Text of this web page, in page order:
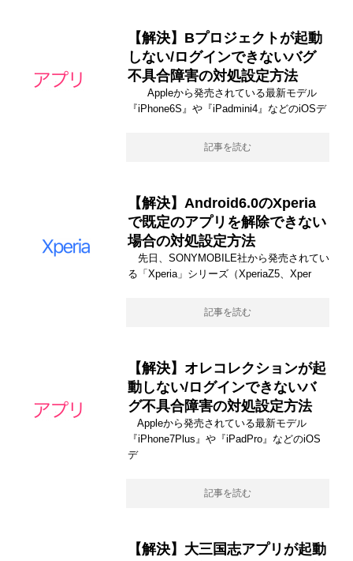
【解決】Bプロジェクトが起動
しない/ログインできないバグ
不具合障害の対処設定方法
Appleから発売されている最新モデル
『iPhone6S』や『iPadmini4』などのiOSデ
記事を読む
【解決】Android6.0のXperia
で既定のアプリを解除できない
場合の対処設定方法
先日、SONYMOBILE社から発売されてい
る「Xperia」シリーズ（XperiaZ5、Xper
記事を読む
【解決】オレコレクションが起
動しない/ログインできないバ
グ不具合障害の対処設定方法
Appleから発売されている最新モデル
『iPhone7Plus』や『iPadPro』などのiOS
デ
記事を読む
【解決】大三国志アプリが起動